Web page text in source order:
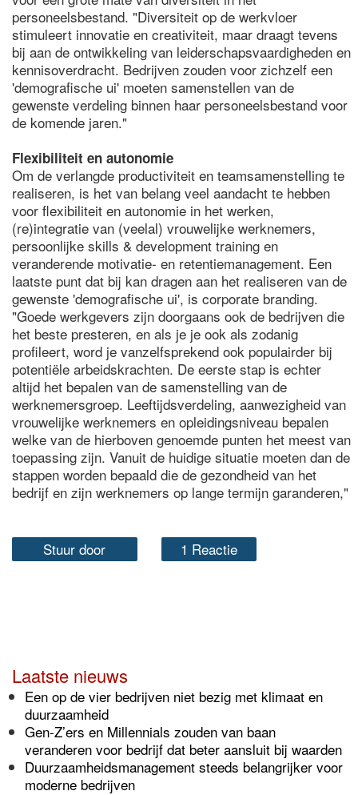
personeelsbestand. "Diversiteit op de werkvloer
stimuleert innovatie en creativiteit, maar draagt tevens
bij aan de ontwikkeling van leiderschapsvaardigheden en
kennisoverdracht. Bedrijven zouden voor zichzelf een
'demografische ui' moeten samenstellen van de
gewenste verdeling binnen haar personeelsbestand voor
de komende jaren."
Flexibiliteit en autonomie
Om de verlangde productiviteit en teamsamenstelling te
realiseren, is het van belang veel aandacht te hebben
voor flexibiliteit en autonomie in het werken,
(re)integratie van (veelal) vrouwelijke werknemers,
persoonlijke skills & development training en
veranderende motivatie- en retentiemanagement. Een
laatste punt dat bij kan dragen aan het realiseren van de
gewenste 'demografische ui', is corporate branding.
"Goede werkgevers zijn doorgaans ook de bedrijven die
het beste presteren, en als je je ook als zodanig
profileert, word je vanzelfsprekend ook populairder bij
potentiële arbeidskrachten. De eerste stap is echter
altijd het bepalen van de samenstelling van de
werknemersgroep. Leeftijdsverdeling, aanwezigheid van
vrouwelijke werknemers en opleidingsniveau bepalen
welke van de hierboven genoemde punten het meest van
toepassing zijn. Vanuit de huidige situatie moeten dan de
stappen worden bepaald die de gezondheid van het
bedrijf en zijn werknemers op lange termijn garanderen,"
Stuur door 1 Reactie
Laatste nieuws
Een op de vier bedrijven niet bezig met klimaat en
duurzaamheid
Gen-Z’ers en Millennials zouden van baan
veranderen voor bedrijf dat beter aansluit bij waarden
Duurzaamheidsmanagement steeds belangrijker voor
moderne bedrijven